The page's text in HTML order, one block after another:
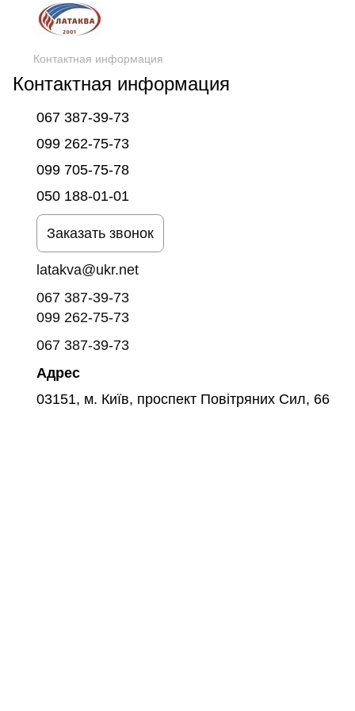
Контактная информация
Контактная информация
067 387-39-73
099 262-75-73
099 705-75-78
050 188-01-01
Заказать звонок
latakva@ukr.net
067 387-39-73
099 262-75-73
067 387-39-73
Адрес
03151, м. Київ, проспект Повітряних Сил, 66